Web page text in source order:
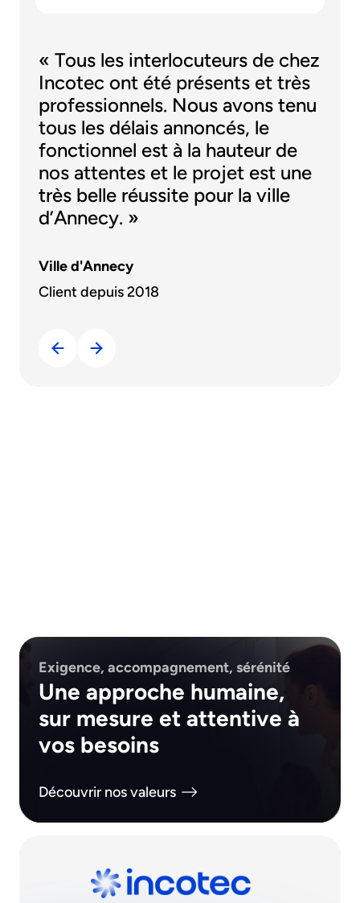
« Tous les interlocuteurs de chez
Incotec ont été présents et très
professionnels. Nous avons tenu
tous les délais annoncés, le
fonctionnel est à la hauteur de
nos attentes et le projet est une
très belle réussite pour la ville
d’Annecy. »
Ville d'Annecy
Client depuis 2018
Exigence, accompagnement, sérénité
Une approche humaine,
sur mesure et attentive à
vos besoins
Découvrir nos valeurs